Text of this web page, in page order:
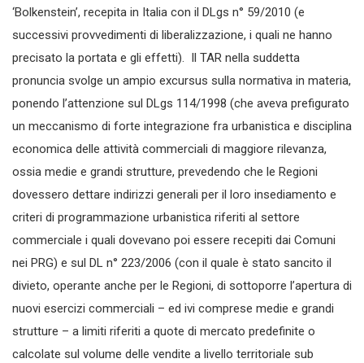
‘Bolkenstein’, recepita in Italia con il DLgs n° 59/2010 (e
successivi provvedimenti di liberalizzazione, i quali ne hanno
precisato la portata e gli effetti). Il TAR nella suddetta
pronuncia svolge un ampio excursus sulla normativa in materia,
ponendo l’attenzione sul DLgs 114/1998 (che aveva prefigurato
un meccanismo di forte integrazione fra urbanistica e disciplina
economica delle attività commerciali di maggiore rilevanza,
ossia medie e grandi strutture, prevedendo che le Regioni
dovessero dettare indirizzi generali per il loro insediamento e
criteri di programmazione urbanistica riferiti al settore
commerciale i quali dovevano poi essere recepiti dai Comuni
nei PRG) e sul DL n° 223/2006 (con il quale è stato sancito il
divieto, operante anche per le Regioni, di sottoporre l’apertura di
nuovi esercizi commerciali – ed ivi comprese medie e grandi
strutture – a limiti riferiti a quote di mercato predefinite o
calcolate sul volume delle vendite a livello territoriale sub